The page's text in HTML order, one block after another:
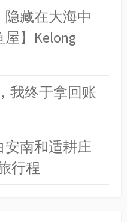
隐藏在大海中
】Kelong
我终于拿回账
安南和适耕庄
行程